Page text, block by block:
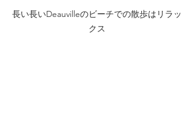
長い長いDeauvilleのビーチでの散歩はリラッ
クス